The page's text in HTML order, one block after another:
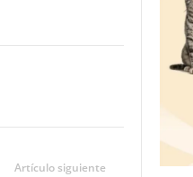
Artículo siguiente